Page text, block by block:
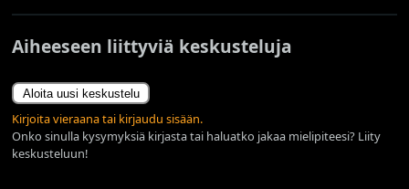
Aiheeseen liittyviä keskusteluja
Aloita uusi keskustelu
Kirjoita vieraana tai kirjaudu sisään.
Onko sinulla kysymyksiä kirjasta tai haluatko jakaa mielipiteesi? Liity
keskusteluun!